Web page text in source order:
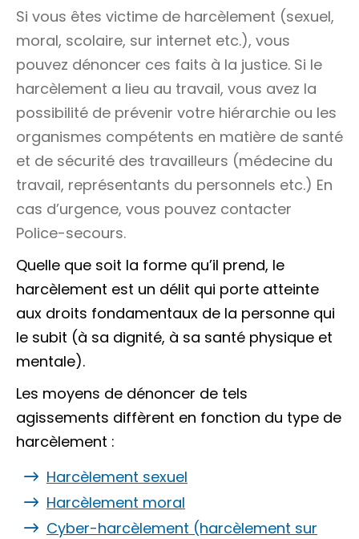
Si vous êtes victime de harcèlement (sexuel,
moral, scolaire, sur internet etc.), vous
pouvez dénoncer ces faits à la justice. Si le
harcèlement a lieu au travail, vous avez la
possibilité de prévenir votre hiérarchie ou les
organismes compétents en matière de santé
et de sécurité des travailleurs (médecine du
travail, représentants du personnels etc.) En
cas d’urgence, vous pouvez contacter
Police-secours.
Quelle que soit la forme qu’il prend, le
harcèlement est un délit qui porte atteinte
aux droits fondamentaux de la personne qui
le subit (à sa dignité, à sa santé physique et
mentale).
Les moyens de dénoncer de tels
agissements diffèrent en fonction du type de
harcèlement :
Harcèlement sexuel
Harcèlement moral
Cyber-harcèlement (harcèlement sur